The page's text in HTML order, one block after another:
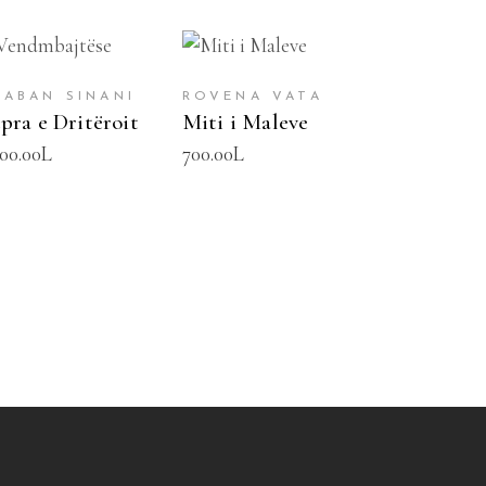
SHTOJE NË
SHPORTË
SINANI
e Dritëroit
L
SHPORTË
ROVENA VATA
Miti i Maleve
700.00L